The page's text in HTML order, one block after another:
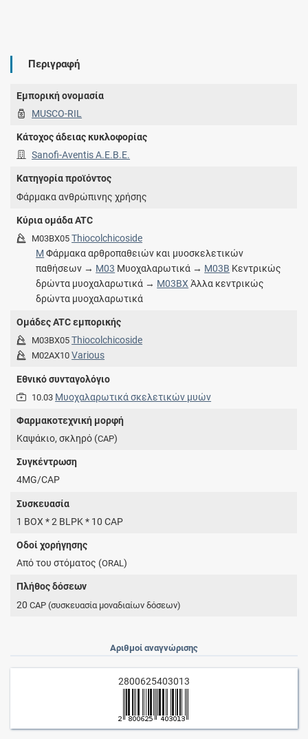
Περιγραφή
Εμπορική ονομασία
MUSCO-RIL
Κάτοχος άδειας κυκλοφορίας
Sanofi-Aventis Α.Ε.Β.Ε.
Κατηγορία προϊόντος
Φάρμακα ανθρώπινης χρήσης
Κύρια ομάδα ATC
M03BX05 Thiocolchicoside
M Φάρμακα αρθροπαθειών και μυοσκελετικών
παθήσεων → M03 Μυοχαλαρωτικά → M03B Κεντρικώς
δρώντα μυοχαλαρωτικά → M03BX Άλλα κεντρικώς
δρώντα μυοχαλαρωτικά
Ομάδες ATC εμπορικής
M03BX05 Thiocolchicoside
M02AX10 Various
Εθνικό συνταγολόγιο
10.03 Μυοχαλαρωτικά σκελετικών μυών
Φαρμακοτεχνική μορφή
Καψάκιο, σκληρό (CAP)
Συγκέντρωση
4MG/CAP
Συσκευασία
1 BOX * 2 BLPK * 10 CAP
Οδοί χορήγησης
Από του στόματος (ORAL)
Πλήθος δόσεων
20CAP (συσκευασία μοναδιαίων δόσεων)
Αριθμοί αναγνώρισης
2800625403013